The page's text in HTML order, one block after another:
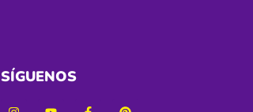
SÍGUENOS